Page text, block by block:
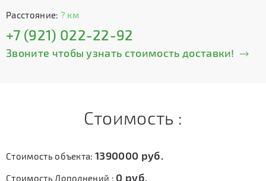
Расстояние: ? км
+7 (921) 022-22-92
Звоните чтобы узнать стоимость доставки!
Стоимость :
Стоимость объекта:1390000 руб.
Стоимость Дополнений : 0 руб.